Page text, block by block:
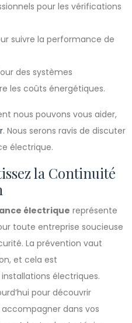
pour les vérifications
suivre la performance de
des systèmes
les coûts énergétiques.
nous pouvons vous aider,
. Nous serons ravis de discuter
électrique.
la Continuité
électrique représente
toute entreprise soucieuse
La prévention vaut
et cela est
électriques.
pour découvrir
dans vos